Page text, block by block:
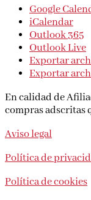
Google
iCalendar
Outlook 365
Outlook Live
Exportar
Exportar
En calidad de
compras adscritas
Aviso legal
Política de
Política de cookies